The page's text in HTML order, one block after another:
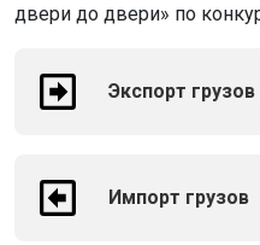
двери до двери» по
Экспорт грузов
Импорт грузов